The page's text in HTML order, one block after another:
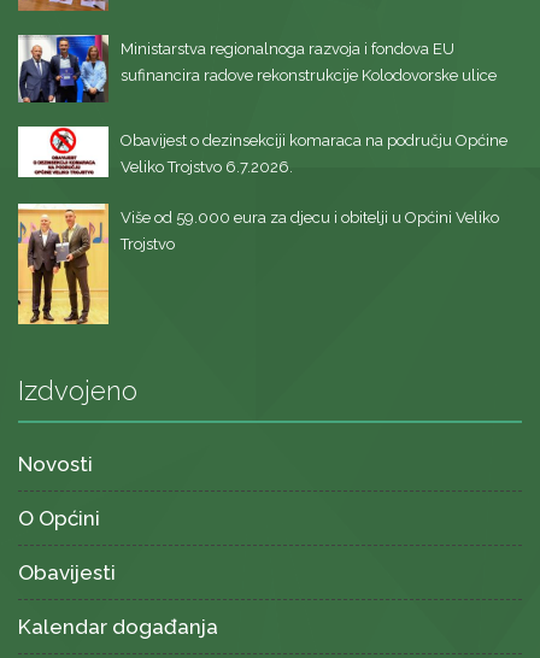
Ministarstva regionalnoga razvoja i fondova EU
sufinancira radove rekonstrukcije Kolodovorske ulice
Obavijest o dezinsekciji komaraca na području Općine
Veliko Trojstvo 6.7.2026.
Više od 59.000 eura za djecu i obitelji u Općini Veliko
Trojstvo
Izdvojeno
Novosti
O Općini
Obavijesti
Kalendar događanja